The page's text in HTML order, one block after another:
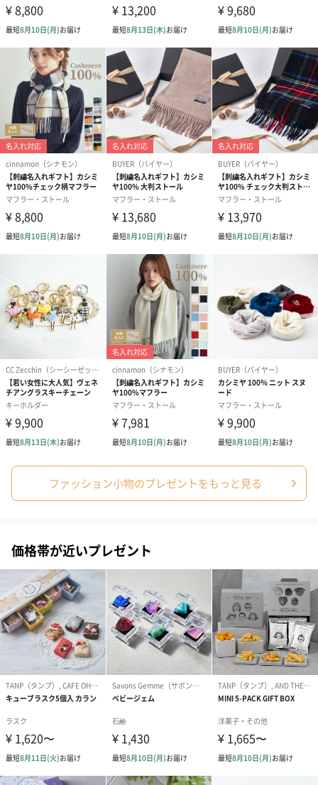
（2,390円）
（1,760円）
ル）（1,760円
紅茶・コーヒー・スイーツ
紅茶・コーヒー・スイーツを同梱してお届けいたします。ギフト
への＋αにおすすめです。
アールグレイ（HAPPY
（660円）
アールグレイティー
（660円）
フルーツティ
スイーツ
スイーツを同梱してお届けいたします。ギフトへの＋αにおすすめ
です。
ゼリーバウム カット
（レモン＆紅茶）（432
麦わらパンダバウム
り〜 3号（864
スキンケアグッズ
スキンケアグッズを同梱してお届けします。
ファッション小物のプレゼントをもっと見る
価格帯が近いプレゼント